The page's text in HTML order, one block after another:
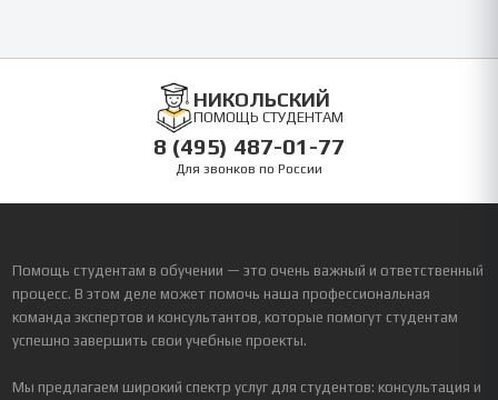
НИКОЛЬСКИЙ
ПОМОЩЬ СТУДЕНТАМ
8 (495) 487-01-77
Для звонков по России
Помощь студентам в обучении — это очень важный и ответственный
процесс. В этом деле может помочь наша профессиональная
команда экспертов и консультантов, которые помогут студентам
успешно завершить свои учебные проекты.
Мы предлагаем широкий спектр услуг для студентов: консультация и